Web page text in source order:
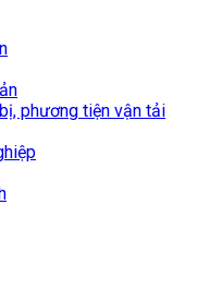
phương tiện vận tải